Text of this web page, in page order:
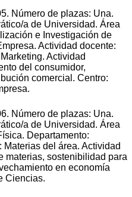
Número de plazas: Una.
a de Universidad. Área
e Investigación de
Actividad docente:
Actividad
del consumidor,
comercial. Centro:
Número de plazas: Una.
a de Universidad. Área
Departamento:
del área. Actividad
materias, sostenibilidad para
en economía
Ciencias.